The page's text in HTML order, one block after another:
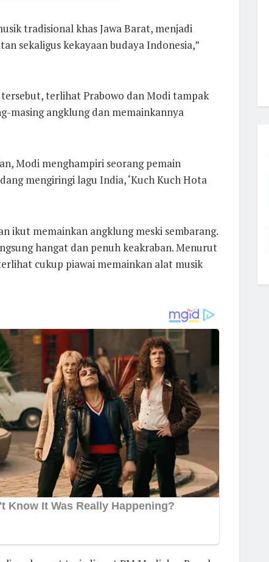
tradisional khas Jawa Barat, menjadi
sekaligus kekayaan budaya Indonesia,”
terlihat Prabowo dan Modi tampak
masing angklung dan memainkannya
Modi menghampiri seorang pemain
mengiringi lagu India, ‘Kuch Kuch Hota
ikut memainkan angklung meski sembarang.
hangat dan penuh keakraban. Menurut
cukup piawai memainkan alat musik